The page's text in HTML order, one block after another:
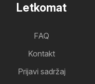
Letkomat
FAQ
Kontakt
Prijavi sadržaj